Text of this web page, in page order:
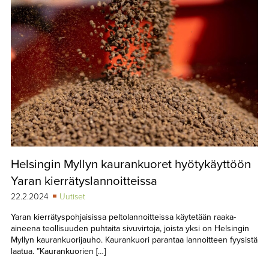
Helsingin Myllyn kaurankuoret hyötykäyttöön
Yaran kierrätyslannoitteissa
22.2.2024
Uutiset
Yaran kierrätyspohjaisissa peltolannoitteissa käytetään raaka-
aineena teollisuuden puhtaita sivuvirtoja, joista yksi on Helsingin
Myllyn kaurankuorijauho. Kaurankuori parantaa lannoitteen fyysistä
laatua. ”Kaurankuorien […]